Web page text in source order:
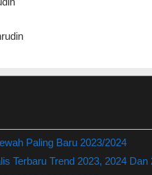
Paling Baru 2023/2024
Terbaru Trend 2023, 2024 Dan